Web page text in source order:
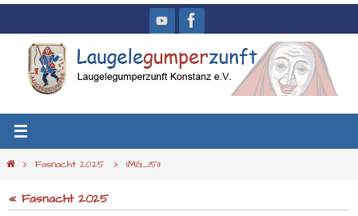
Inhalt
springen
StartFasnacht 2025 IMG_1511
« Fasnacht 2025